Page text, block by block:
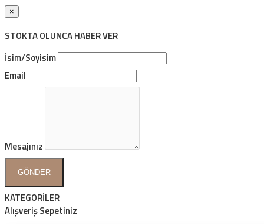
×
STOKTA OLUNCA HABER VER
İsim/Soyisim
Email
Mesajınız
GÖNDER
KATEGORİLER
Alışveriş Sepetiniz